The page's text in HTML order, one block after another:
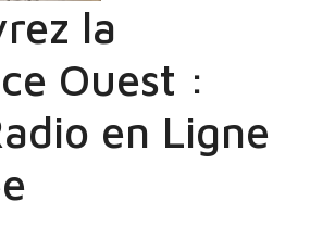
la
Ouest :
en Ligne